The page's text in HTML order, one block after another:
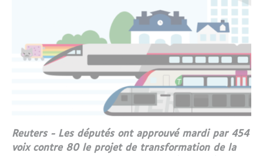
Reuters - Les députés ont approuvé mardi par 454
voix contre 80 le projet de transformation de la